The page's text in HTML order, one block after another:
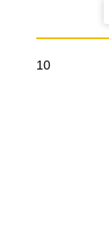
10